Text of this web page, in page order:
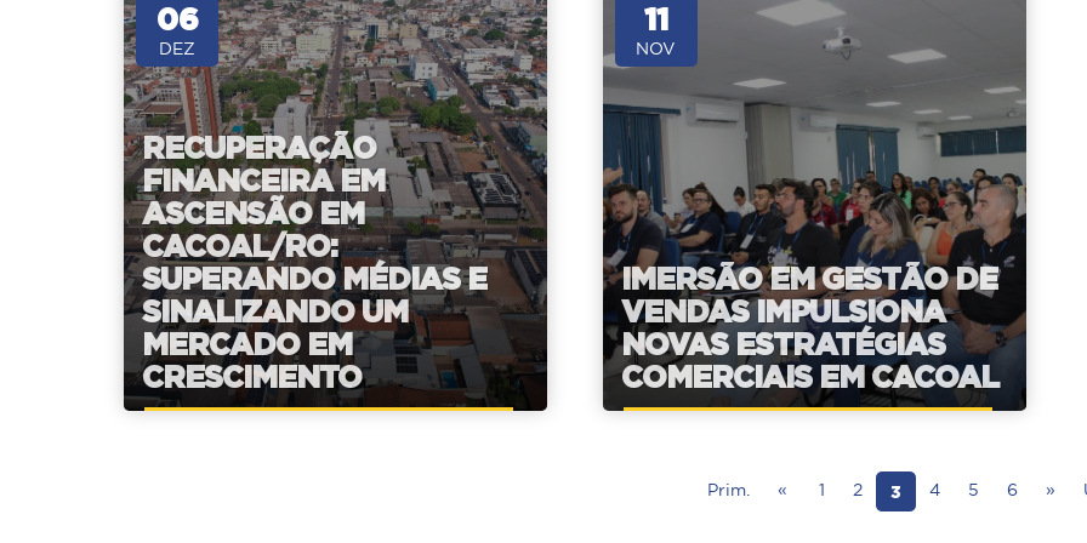
06
DEZ
RECUPERAÇÃO
FINANCEIRA EM
ASCENSÃO EM
CACOAL/RO:
SUPERANDO MÉDIAS E
SINALIZANDO UM
MERCADO EM
CRESCIMENTO
11
NOV
IMERSÃO EM GESTÃO DE
VENDAS IMPULSIONA
NOVAS ESTRATÉGIAS
COMERCIAIS EM CACOAL
Prim. « 1 2 3 4 5 6 »